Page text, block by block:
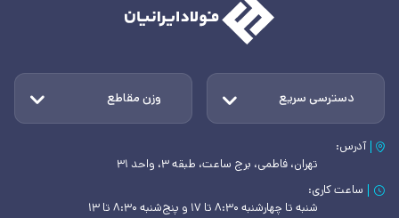
دسترسی سریع وزن مقاطع
آدرس:
تهران، فاطمی، برج ساعت، طبقه ۳، واحد ۳۱
ساعت کاری:
شنبه تا چهارشنبه ۸:۳۰ تا ۱۷ و پنج‌شنبه ۸:۳۰ تا ۱۳